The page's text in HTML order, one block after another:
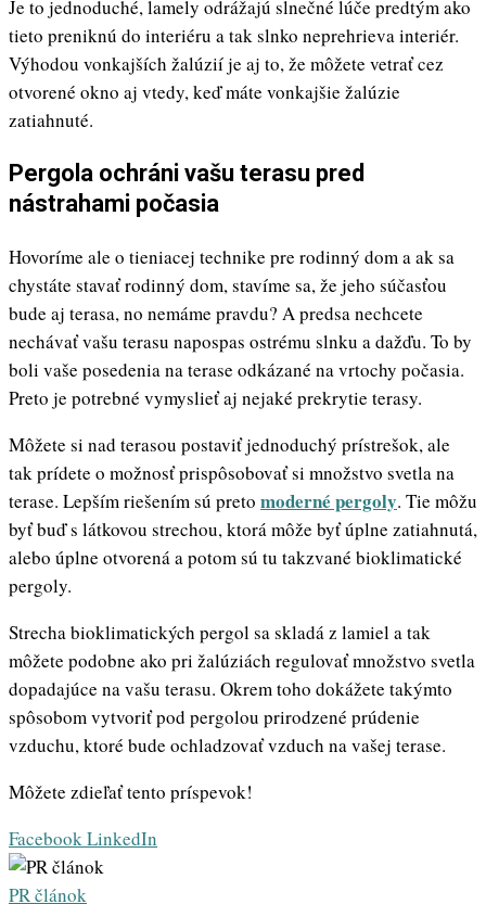
Je to jednoduché, lamely odrážajú slnečné lúče predtým ako
tieto preniknú do interiéru a tak slnko neprehrieva interiér.
Výhodou vonkajších žalúzií je aj to, že môžete vetrať cez
otvorené okno aj vtedy, keď máte vonkajšie žalúzie
zatiahnuté.
Pergola ochráni vašu terasu pred
nástrahami počasia
Hovoríme ale o tieniacej technike pre rodinný dom a ak sa
chystáte stavať rodinný dom, stavíme sa, že jeho súčasťou
bude aj terasa, no nemáme pravdu? A predsa nechcete
nechávať vašu terasu napospas ostrému slnku a dažďu. To by
boli vaše posedenia na terase odkázané na vrtochy počasia.
Preto je potrebné vymyslieť aj nejaké prekrytie terasy.
Môžete si nad terasou postaviť jednoduchý prístrešok, ale
tak prídete o možnosť prispôsobovať si množstvo svetla na
terase. Lepším riešením sú preto moderné pergoly. Tie môžu
byť buď s látkovou strechou, ktorá môže byť úplne zatiahnutá,
alebo úplne otvorená a potom sú tu takzvané bioklimatické
pergoly.
Strecha bioklimatických pergol sa skladá z lamiel a tak
môžete podobne ako pri žalúziách regulovať množstvo svetla
dopadajúce na vašu terasu. Okrem toho dokážete takýmto
spôsobom vytvoriť pod pergolou prirodzené prúdenie
vzduchu, ktoré bude ochladzovať vzduch na vašej terase.
Môžete zdieľať tento príspevok!
FacebookLinkedIn
PR článok